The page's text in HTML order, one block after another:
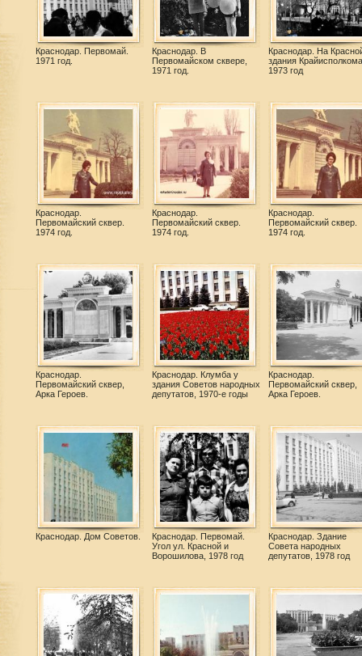
Краснодар. Первомай.
1971 год.
Краснодар. В
Первомайском сквере,
1971 год.
Краснодар. На
здания
1973 год
Краснодар.
Первомайский сквер.
1974 год.
Краснодар.
Первомайский сквер.
1974 год.
Краснодар.
Первомайский сквер.
1974 год.
Краснодар.
Первомайский сквер,
Арка Героев.
Краснодар. Клумба у
здания Советов народных
депутатов, 1970-е годы
Краснодар.
Первомайский сквер,
Арка Героев.
Краснодар. Дом Советов.
Краснодар. Первомай.
Угол ул. Красной и
Ворошилова, 1978 год
Краснодар. Здание
Совета народных
депутатов, 1978 год